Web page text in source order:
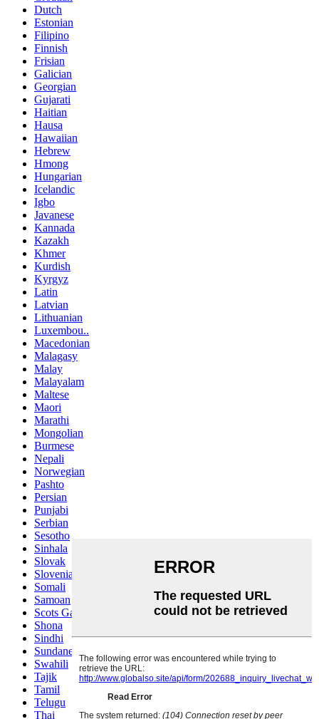
Dutch
Estonian
Filipino
Finnish
Frisian
Galician
Georgian
Gujarati
Haitian
Hausa
Hawaiian
Hebrew
Hmong
Hungarian
Icelandic
Igbo
Javanese
Kannada
Kazakh
Khmer
Kurdish
Kyrgyz
Latin
Latvian
Lithuanian
Luxembou..
Macedonian
Malagasy
Malay
Malayalam
Maltese
Maori
Marathi
Mongolian
Burmese
Nepali
Norwegian
Pashto
Persian
Punjabi
Serbian
Sesotho
Sinhala
Slovak
Slovenian
Somali
Samoan
Scots Gaelic
Shona
Sindhi
Sundanese
Swahili
Tajik
Tamil
Telugu
Thai